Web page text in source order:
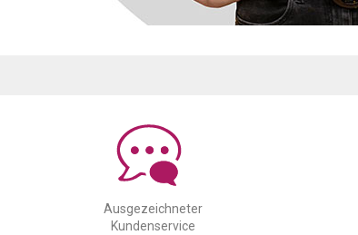
Ausgezeichneter
Kundenservice